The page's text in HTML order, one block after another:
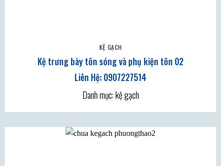
KỆ GẠCH
Kệ trưng bày tôn sóng và phụ kiện tôn 02
Danh mục: kệ gạch